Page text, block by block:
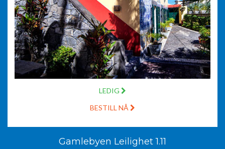
LEDIG
BESTILL NÅ
Gamlebyen Leilighet 1.11